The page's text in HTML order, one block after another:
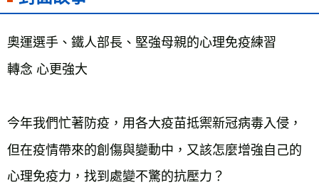
數位商品海外免運
奧運選手、鐵人部長、堅強母親的心理免疫練習
轉念 心更強大
今年我們忙著防疫，用各大疫苗抵禦新冠病毒入侵，
但在疫情帶來的創傷與變動中，又該怎麼增強自己的
心理免疫力，找到處變不驚的抗壓力？